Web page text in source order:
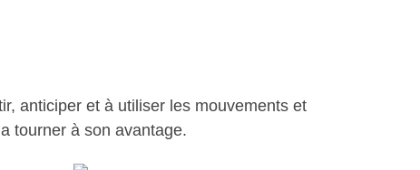
anticiper et à utiliser les mouvements et
tourner à son avantage.